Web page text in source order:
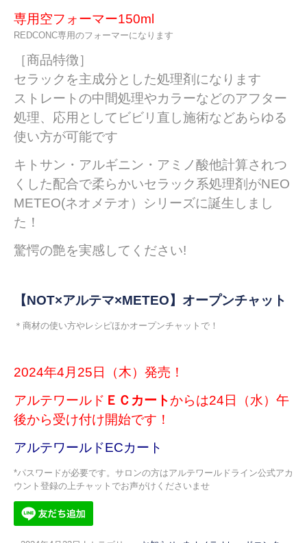
専用空フォーマー150ml
REDCONC専用のフォーマーになります
［商品特徴］
セラックを主成分とした処理剤になります
ストレートの中間処理やカラーなどのアフター
処理、応用としてビビリ直し施術などあらゆる
使い方が可能です
キトサン・アルギニン・アミノ酸他計算されつ
くした配合で柔らかいセラック系処理剤がNEO
METEO(ネオメテオ）シリーズに誕生しまし
た！
驚愕の艶を実感してください!
【NOT×アルテマ×METEO】オープンチャット
＊商材の使い方やレシピほかオープンチャットで！
2024年4月25日（木）発売！
アルテワールド ＥＣカートからは24日（水）午
後から受け付け開始です！
アルテワールドECカート
*パスワードが必要です。サロンの方はアルテワールドライン公式アカ
ウント登録の上チャットでお声がけくださいませ